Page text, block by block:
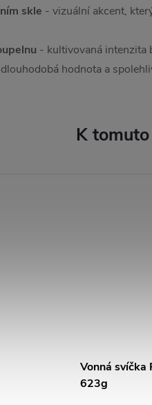
skle - vizuální akcent,
- kultivovaná intenzita
hodnota a
K
Vonná svíčka
623g